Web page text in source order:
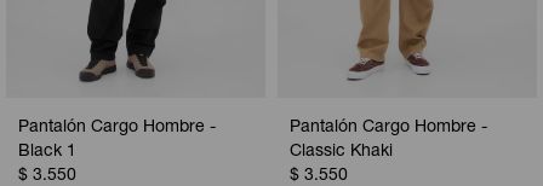
Pantalón Cargo Hombre -
Black 1
$ 3.550
Pantalón Cargo Hombre -
Classic Khaki
$ 3.550
Pijamas
Polos